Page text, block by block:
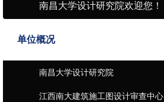
南昌大学设计研究院欢迎您！
单位概况
南昌大学设计研究院
江西南大建筑施工图设计审查中心